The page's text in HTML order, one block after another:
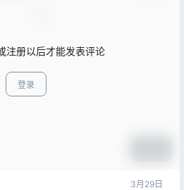
注册以后才能发表评论
登录
3月29日